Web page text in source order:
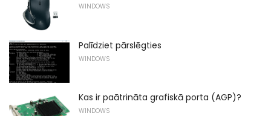
WINDOWS
Palīdziet pārslēgties
WINDOWS
Kas ir paātrināta grafiskā porta (AGP)?
WINDOWS